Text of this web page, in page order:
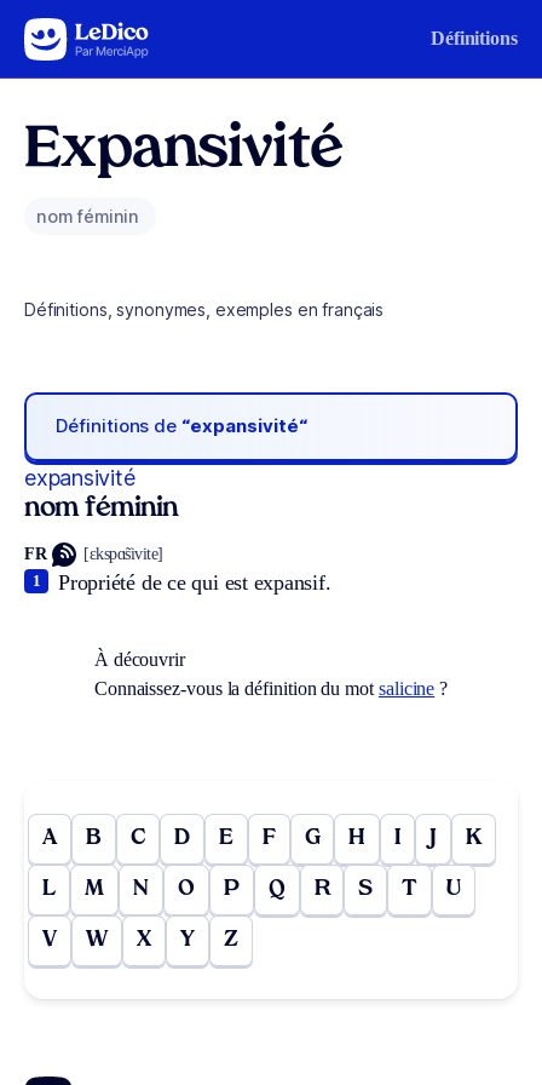
Aller au contenu Définitions
Expansivité
nom féminin
Définitions, synonymes, exemples en français
Définitions de “expansivité“
expansivité
nom féminin
FR [ɛkspɑ̃sivite]
Propriété de ce qui est expansif.
1
À découvrir
Connaissez-vous la définition du mot salicine ?
A B C D E F G H I J K
L M N O P Q R S T U
V W X Y Z